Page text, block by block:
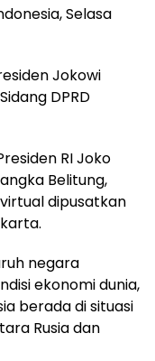
Selasa
Jokowi
DPRD
RI Joko
Belitung,
dipusatkan
negara
ekonomi dunia,
berada di situasi
Rusia dan